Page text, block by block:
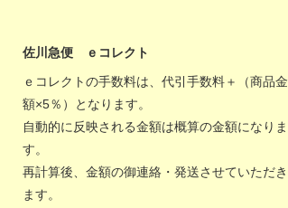
佐川急便 ｅコレクト
ｅコレクトの手数料は、代引手数料＋（商品金
額×5％）となります。
自動的に反映される金額は概算の金額になりま
す。
再計算後、金額の御連絡・発送させていただき
ます。